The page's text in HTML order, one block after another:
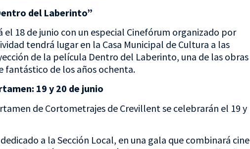
del Laberinto”
18 de junio con un especial Cinefórum organizado por
tendrá lugar en la Casa Municipal de Cultura a las
de la película Dentro del Laberinto, una de las obras
fantástico de los años ochenta.
19 y 20 de junio
de Cortometrajes de Crevillent se celebrarán el 19 y
a la Sección Local, en una gala que combinará cine